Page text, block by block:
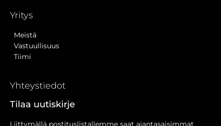
Yritys
Meistä
Vastuullisuus
Tiimi
Yhteystiedot
Tilaa uutiskirje